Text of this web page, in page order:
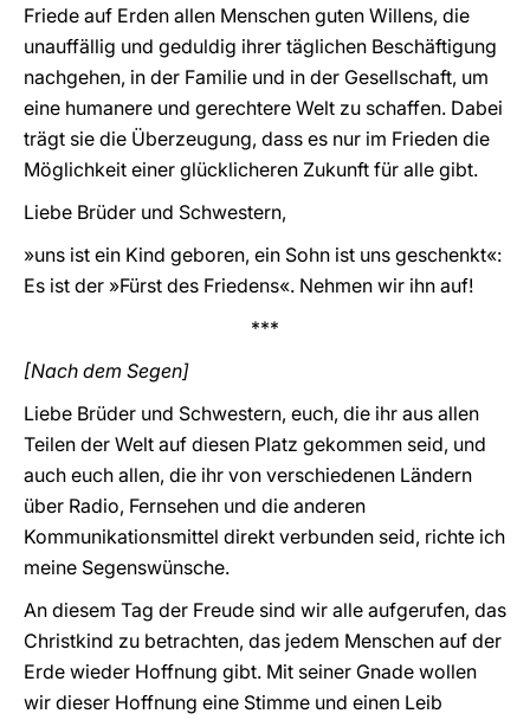
Friede auf Erden allen Menschen guten Willens, die
unauffällig und geduldig ihrer täglichen Beschäftigung
nachgehen, in der Familie und in der Gesellschaft, um
eine humanere und gerechtere Welt zu schaffen. Dabei
trägt sie die Überzeugung, dass es nur im Frieden die
Möglichkeit einer glücklicheren Zukunft für alle gibt.
Liebe Brüder und Schwestern,
»uns ist ein Kind geboren, ein Sohn ist uns geschenkt«:
Es ist der »Fürst des Friedens«. Nehmen wir ihn auf!
***
[Nach dem Segen]
Liebe Brüder und Schwestern, euch, die ihr aus allen
Teilen der Welt auf diesen Platz gekommen seid, und
auch euch allen, die ihr von verschiedenen Ländern
über Radio, Fernsehen und die anderen
Kommunikationsmittel direkt verbunden seid, richte ich
meine Segenswünsche.
An diesem Tag der Freude sind wir alle aufgerufen, das
Christkind zu betrachten, das jedem Menschen auf der
Erde wieder Hoffnung gibt. Mit seiner Gnade wollen
wir dieser Hoffnung eine Stimme und einen Leib